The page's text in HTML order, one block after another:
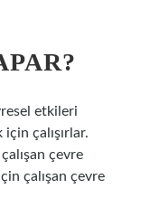
etkileri
çalışırlar.
çevre
çalışan çevre